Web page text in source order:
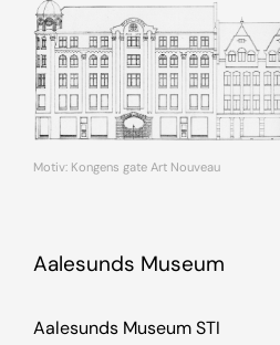
Motiv: Kongens gate Art Nouveau
Aalesunds Museum
Aalesunds Museum STI